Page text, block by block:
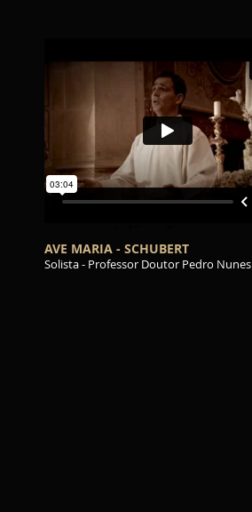
AVE MARIA - SCHUBERT
Solista - Professor Doutor Pedro Nunes